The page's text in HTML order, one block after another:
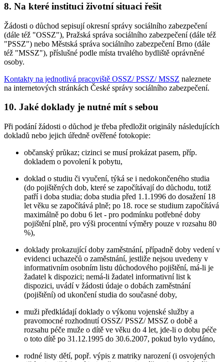
8. Na které instituci životní situaci řešit
Žádosti o důchod sepisují okresní správy sociálního zabezpečení
(dále též "OSSZ"), Pražská správa sociálního zabezpečení (dále též
"PSSZ") nebo Městská správa sociálního zabezpečení Brno (dále
též "MSSZ"), příslušné podle místa trvalého bydliště oprávněné
osoby.
Kontakty na jednotlivá pracoviště OSSZ/ PSSZ/ MSSZ naleznete
na internetových stránkách České správy sociálního zabezpečení.
10. Jaké doklady je nutné mít s sebou
Při podání žádosti o důchod je třeba předložit originály následujících
dokladů nebo jejich úředně ověřené fotokopie:
občanský průkaz; cizinci se musí prokázat pasem, příp.
dokladem o povolení k pobytu,
doklad o studiu či vyučení, týká se i nedokončeného studia
(do pojištěných dob, které se započítávají do důchodu, totiž
patří i doba studia; doba studia před 1.1.1996 do dosažení 18
let věku se započítává plně; po 18. roce se studium započítává
maximálně po dobu 6 let - pro podmínku potřebné doby
pojištění plně, pro výši procentní výměry pouze v rozsahu 80
%),
doklady prokazující doby zaměstnání, případně doby vedení v
evidenci uchazečů o zaměstnání, jestliže nejsou uvedeny v
informativním osobním listu důchodového pojištění, má-li je
žadatel k dispozici; nemá-li žadatel informativní list k
dispozici, uvádí v žádosti údaje o dobách zaměstnání
(pojištění) od ukončení studia do současné doby,
muži předkládají doklady o výkonu vojenské služby a
pravomocné rozhodnutí OSSZ/ PSSZ/ MSSZ o době a
rozsahu péče muže o dítě ve věku do 4 let, jde-li o dobu péče
o toto dítě po 31.12.1995 do 30.6.2007, pokud bylo vydáno,
rodné listy dětí, popř. výpis z matriky narození (i osvojených